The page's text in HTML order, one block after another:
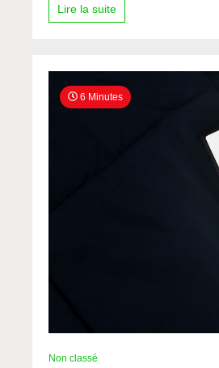
Lire la suite
6 Minutes
Non classé